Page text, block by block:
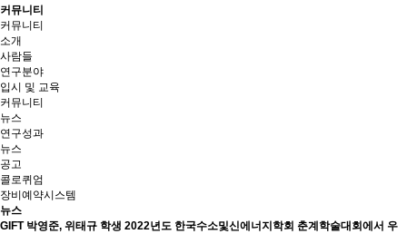
커뮤니티
커뮤니티
소개
사람들
연구분야
입시 및 교육
커뮤니티
뉴스
연구성과
뉴스
공고
콜로퀴엄
장비예약시스템
뉴스
GIFT 박영준, 위태규 학생 2022년도 한국수소및신에너지학회 춘계학술대회에서 우